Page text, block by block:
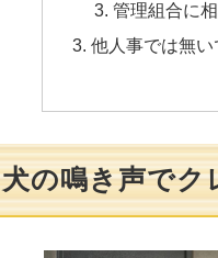
管理組合に
他人事では無い
犬の鳴き声でク